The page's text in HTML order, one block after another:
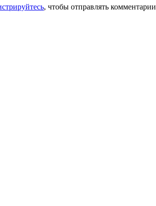
, чтобы отправлять комментарии